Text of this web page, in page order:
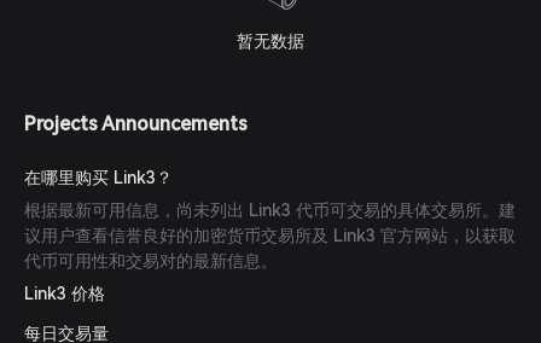
暂无数据
Projects Announcements
在哪里购买 Link3？
根据最新可用信息，尚未列出 Link3 代币可交易的具体交易所。建
议用户查看信誉良好的加密货币交易所及 Link3 官方网站，以获取
代币可用性和交易对的最新信息。
Link3 价格
每日交易量